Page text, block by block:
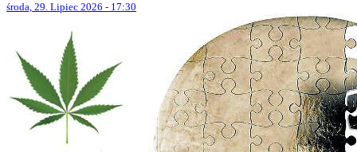
środa, 29. Lipiec 2026 - 17:30